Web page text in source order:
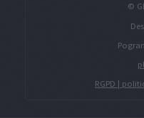
©
RGPD |